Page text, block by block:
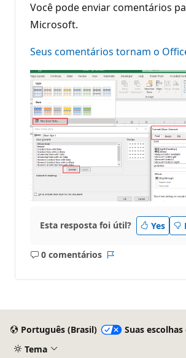
Você pode enviar comentários
Microsoft.
Seus comentários tornam o
Esta resposta foi útil? Yes
0 comentários
Sem
Português (Brasil)
Suas
Tema